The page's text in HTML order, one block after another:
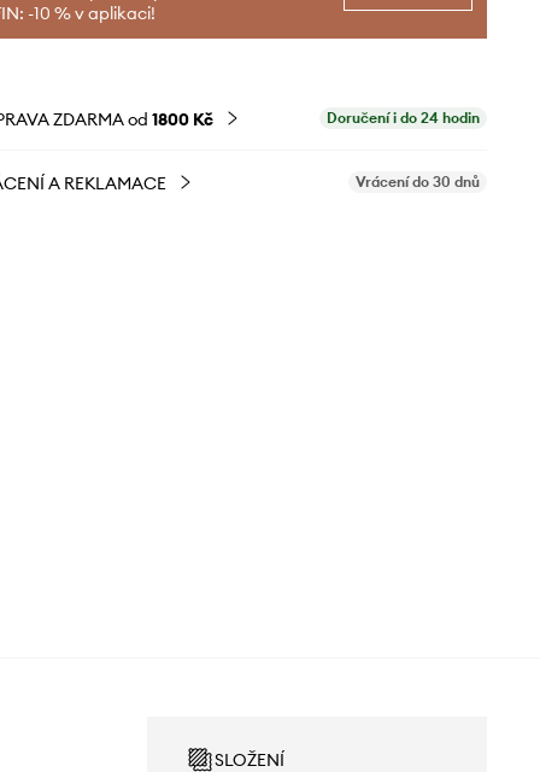
-10 % v aplikaci!
ZDARMA od 1800 Kč Doručení i do 24 hodin
A REKLAMACE Vrácení do 30 dnů
SLOŽENÍ